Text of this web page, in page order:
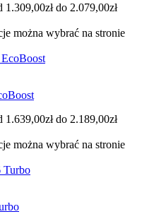
1.309,00zł do 2.079,00zł
można wybrać na stronie
1.639,00zł do 2.189,00zł
można wybrać na stronie